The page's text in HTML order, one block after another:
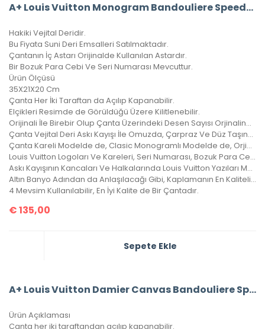
A+ Louis Vuitton Monogram Bandouliere Speedy 35’Lik Vejital Deri CRL242
Hakiki Vejital Deridir.
Bu Fiyata Suni Deri Emsalleri Satılmaktadır.
Çantanın İç Astarı Orijinalde Kullanılan Astardır.
Bir Bozuk Para Cebi Ve Seri Numarası Mevcuttur.
Ürün Ölçüsü
35X21X20 Cm
Çanta Her İki Taraftan da Açılıp Kapanabilir.
Elçikleri Resimde de Görüldüğü Üzere Kilitlenebilir.
Orijinali İle Birebir Olup Çanta Üzerindeki Desen Sayısı Orjinalinde ki İle Aynıdır.
Çanta Vejital Deri Askı Kayışı İle Omuzda, Çarpraz Ve Düz Taşınabilir.
Çanta Kareli Modelde de, Clasic Monogramlı Modelde de, Orjinalinde ki Kare Sayısı İle Çantamızdaki Kare Sayıları Eşittir.
Louis Vuitton Logoları Ve Kareleri, Seri Numarası, Bozuk Para Cebi İle Birebir Aynıdır.
Askı Kayışının Kancaları Ve Halkalarında Louis Vuitton Yazıları Mevcuttur Ve Metal Aksamları Altın Banyodur.
Altın Banyo Adından da Anlaşılacağı Gibi, Kaplamanın En Kaliteli Olanıdır. Ömürlüktür, Yıllarca Kararmaz, Sararmaz.
4 Mevsim Kullanılabilir, En İyi Kalite de Bir Çantadır.
€135,00
Sepete Ekle
A+ Louis Vuitton Damier Canvas Bandouliere Speedy 30’Luk Vejital Deri
Ürün Açıklaması
Çanta her iki taraftandan açılıp kapanabilir.